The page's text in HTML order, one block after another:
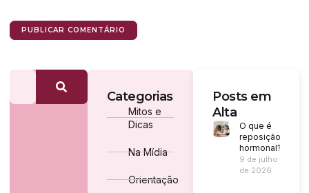
Categorias
Mitos e
Dicas
Na Mídia
Orientação
Posts em
Alta
O que é
reposição
hormonal?
9 de julho
de 2026